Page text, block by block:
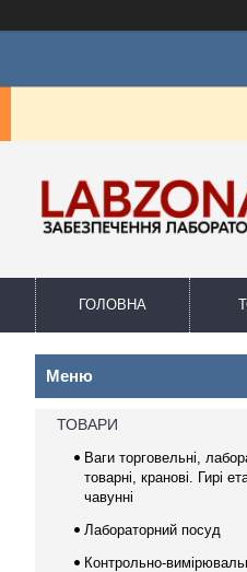
ГОЛОВНА
ТОВАРИ
Ваги торговельні,
товарні, кранові. Гирі
чавунні
Лабораторний посуд
Контрольно-